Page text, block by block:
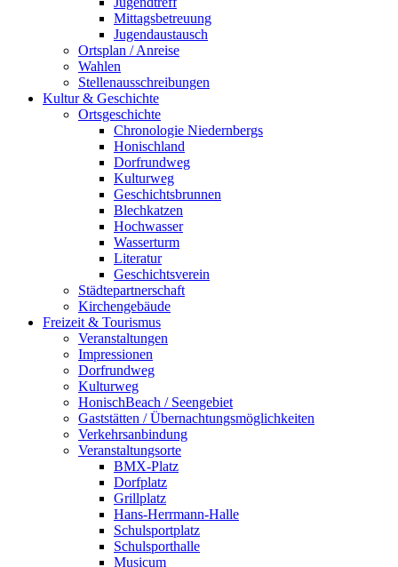
Mittagsbetreuung
Jugendaustausch
Ortsplan / Anreise
Wahlen
Stellenausschreibungen
Kultur & Geschichte
Ortsgeschichte
Chronologie Niedernbergs
Honischland
Dorfrundweg
Kulturweg
Geschichtsbrunnen
Blechkatzen
Hochwasser
Wasserturm
Literatur
Geschichtsverein
Städtepartnerschaft
Kirchengebäude
Freizeit & Tourismus
Veranstaltungen
Impressionen
Dorfrundweg
Kulturweg
HonischBeach / Seengebiet
Gaststätten / Übernachtungsmöglichkeiten
Verkehrsanbindung
Veranstaltungsorte
BMX-Platz
Dorfplatz
Grillplatz
Hans-Herrmann-Halle
Schulsportplatz
Schulsporthalle
Musicum